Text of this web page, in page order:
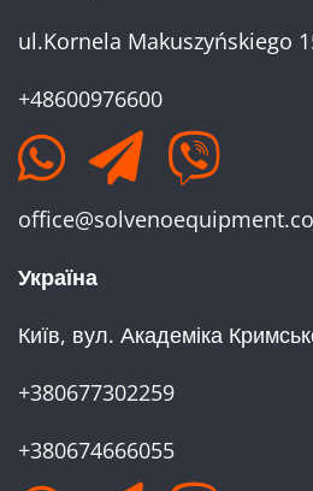
ul.Kornela Makuszyńskiego
+48600976600
Україна
Київ, вул. Академіка
+380677302259
+380674666055